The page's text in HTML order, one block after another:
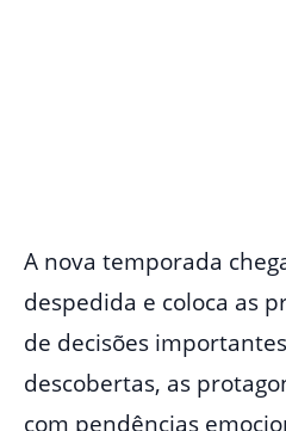
A nova temporada
despedida e coloca as
de decisões
descobertas, as
com pendências